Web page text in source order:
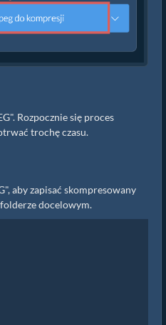
Rozpocznie się proces
trochę czasu.
aby zapisać skompresowany
docelowym.